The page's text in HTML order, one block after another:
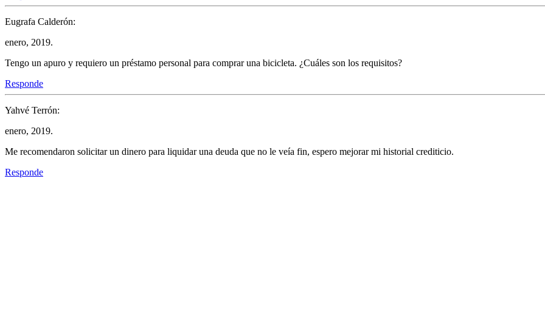
Eugrafa Calderón:
enero, 2019.
Tengo un apuro y requiero un préstamo personal para comprar una bicicleta. ¿Cuáles son los requisitos?
Responde
Yahvé Terrón:
enero, 2019.
Me recomendaron solicitar un dinero para liquidar una deuda que no le veía fin, espero mejorar mi historial crediticio.
Responde